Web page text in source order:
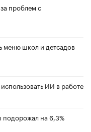
проблем с
меню школ и детсадов
ИИ в работе
на 6,3%